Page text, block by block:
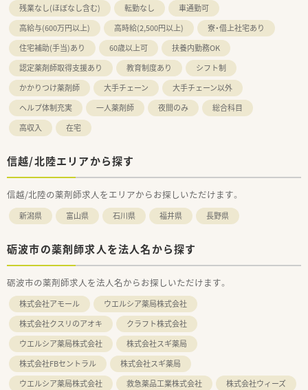
残業なし(ほぼなし含む)
転勤なし
車通勤可
高給与(600万円以上)
高時給(2,500円以上)
寮・借上社宅あり
住宅補助(手当)あり
60歳以上可
扶養内勤務OK
認定薬剤師取得支援あり
教育制度あり
シフト制
かかりつけ薬剤師
大手チェーン
大手チェーン以外
ヘルプ体制充実
一人薬剤師 夜間のみ
総合科目
高収入
在宅
信越/北陸エリアから探す
信越/北陸の薬剤師求人をエリアからお探しいただけます。
新潟県 富山県 石川県 福井県 長野県
砺波市の薬剤師求人を法人名から探す
砺波市の薬剤師求人を法人名からお探しいただけます。
株式会社アモール
ウエルシア薬局株式会社
株式会社クスリのアオキ
クラフト株式会社
ウエルシア薬局株式会社
株式会社スギ薬局
株式会社FBセントラル
株式会社スギ薬局
ウエルシア薬局株式会社
救急薬品工業株式会社 株式会社ウィーズ